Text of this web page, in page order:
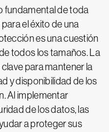
fundamental de toda
el éxito de una
es una cuestión
todos los tamaños. La
para mantener la
y disponibilidad de los
Al implementar
de los datos, las
a proteger sus